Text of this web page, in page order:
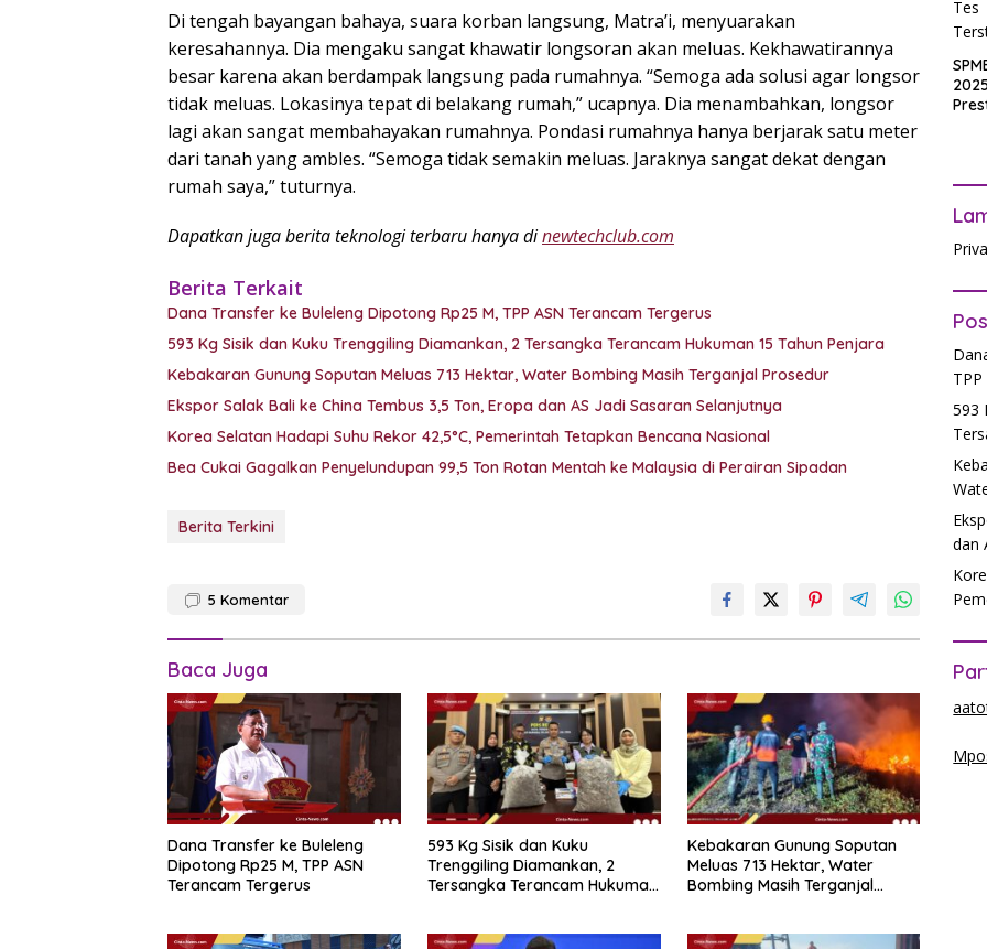
Di tengah bayangan bahaya, suara korban langsung, Matra’i, menyuarakan
keresahannya. Dia mengaku sangat khawatir longsoran akan meluas. Kekhawatirannya
besar karena akan berdampak langsung pada rumahnya. “Semoga ada solusi agar longsor
tidak meluas. Lokasinya tepat di belakang rumah,” ucapnya. Dia menambahkan, longsor
lagi akan sangat membahayakan rumahnya. Pondasi rumahnya hanya berjarak satu meter
dari tanah yang ambles. “Semoga tidak semakin meluas. Jaraknya sangat dekat dengan
rumah saya,” tuturnya.
Dapatkan juga berita teknologi terbaru hanya dinewtechclub.com
Berita Terkait
Dana Transfer ke Buleleng Dipotong Rp25 M, TPP ASN Terancam Tergerus
593 Kg Sisik dan Kuku Trenggiling Diamankan, 2 Tersangka Terancam Hukuman 15 Tahun Penjara
Kebakaran Gunung Soputan Meluas 713 Hektar, Water Bombing Masih Terganjal Prosedur
Ekspor Salak Bali ke China Tembus 3,5 Ton, Eropa dan AS Jadi Sasaran Selanjutnya
Korea Selatan Hadapi Suhu Rekor 42,5°C, Pemerintah Tetapkan Bencana Nasional
Bea Cukai Gagalkan Penyelundupan 99,5 Ton Rotan Mentah ke Malaysia di Perairan Sipadan
Berita Terkini
5 Komentar
Baca Juga
Dana Transfer ke Buleleng
Dipotong Rp25 M, TPP ASN
Terancam Tergerus
593 Kg Sisik dan Kuku
Trenggiling Diamankan, 2
Tersangka Terancam Hukuman
Kebakaran Gunung Soputan
Meluas 713 Hektar, Water
Bombing Masih Terganjal
593
dan